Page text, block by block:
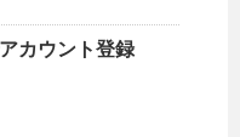
カウント登録